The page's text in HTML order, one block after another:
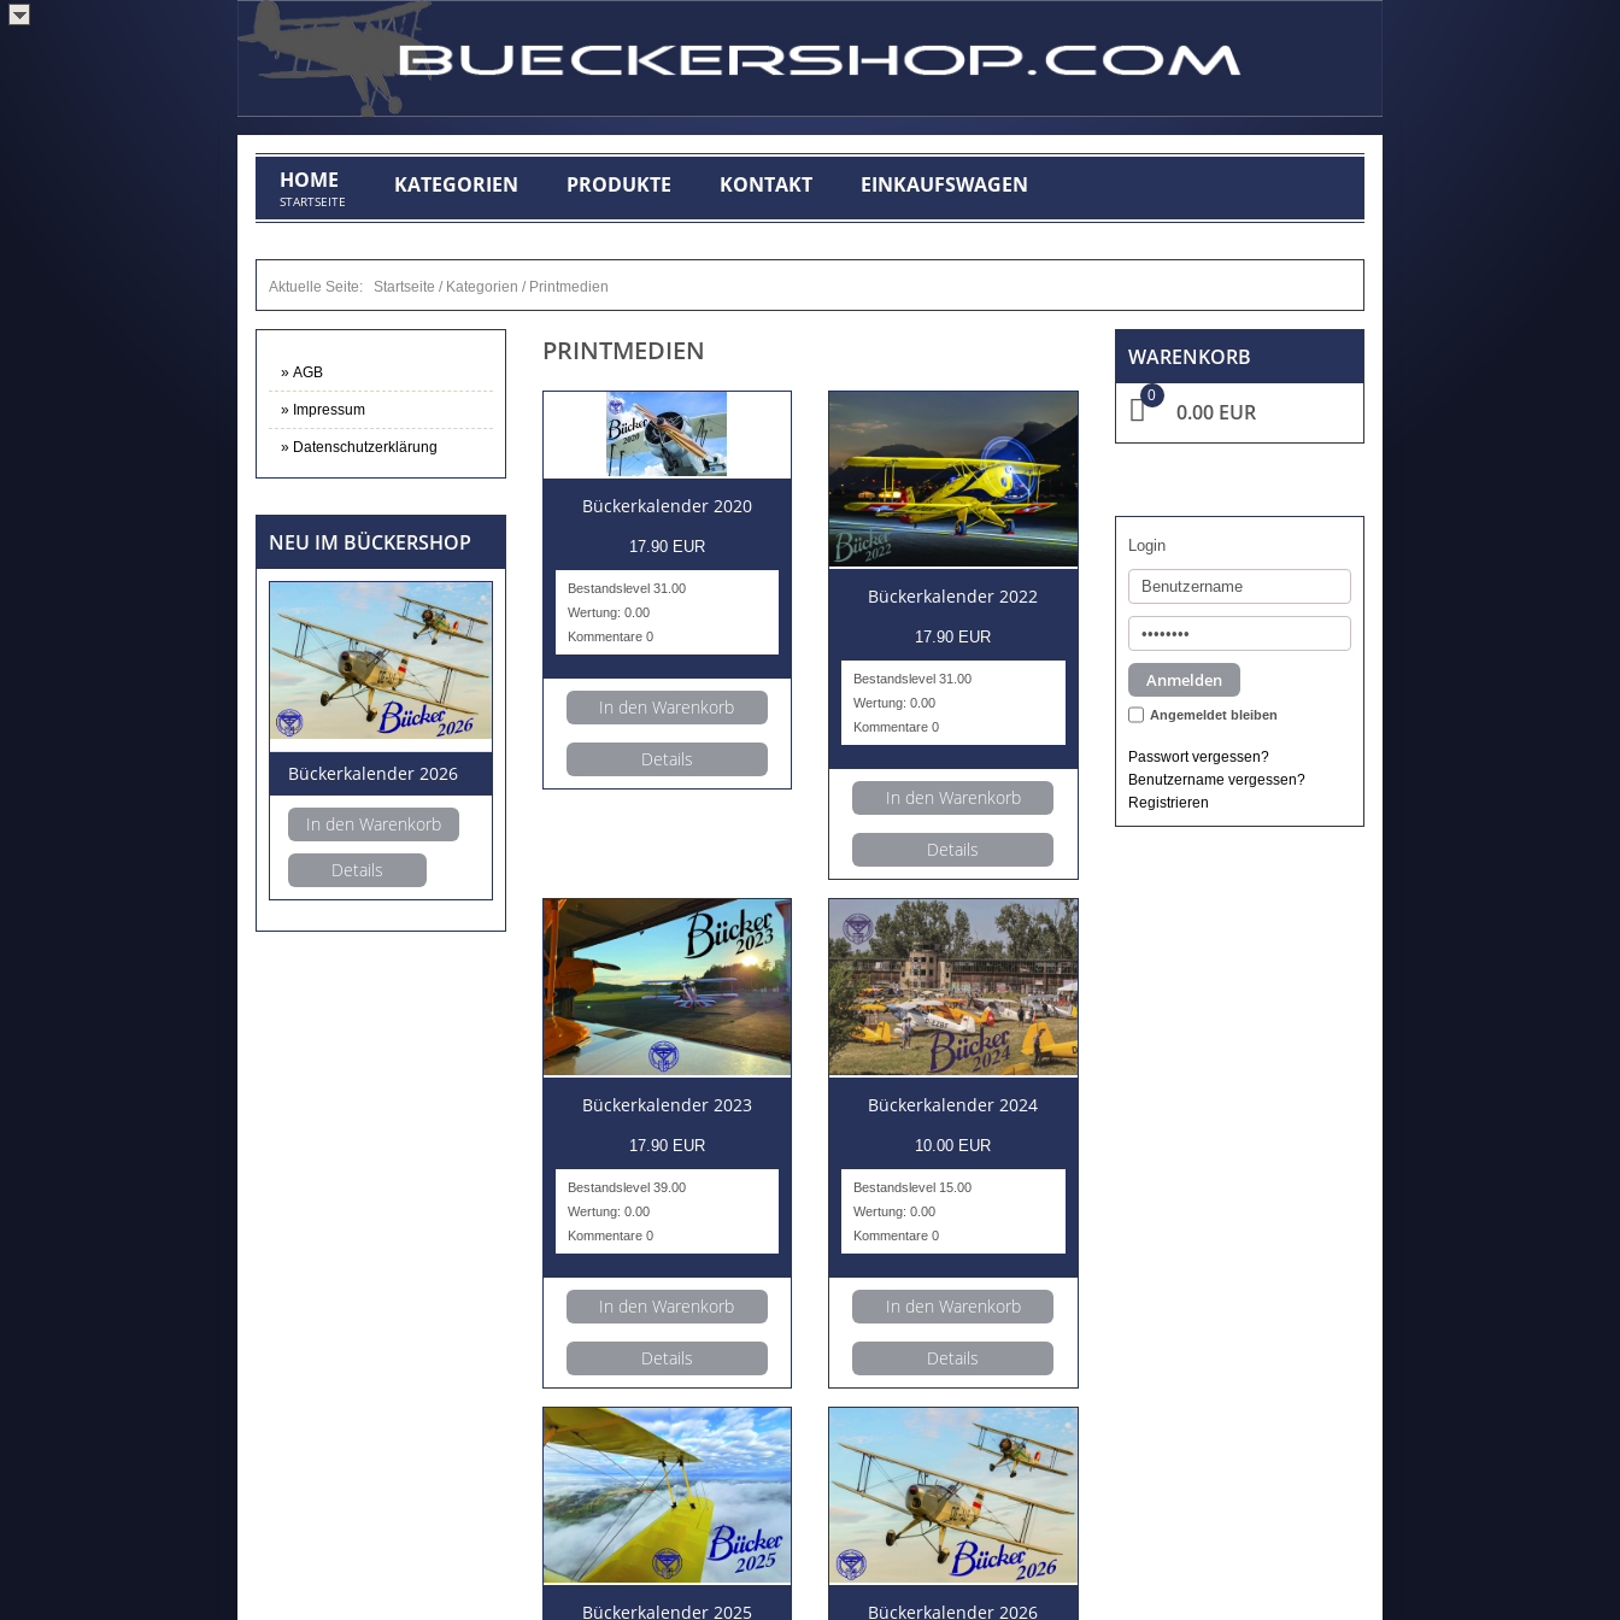
HOME
STARTSEITE
KATEGORIEN PRODUKTE KONTAKT EINKAUFSWAGEN
Aktuelle Seite: Startseite / Kategorien / Printmedien
AGB
Impressum
Datenschutzerklärung
NEU IM BÜCKERSHOP
Bückerkalender 2026
In den Warenkorb
Details
PRINTMEDIEN
Bückerkalender 2020
17.90 EUR
Bestandslevel 31.00
Wertung: 0.00
Kommentare 0
In den Warenkorb
Details
Bückerkalender 2022
17.90 EUR
Bestandslevel 31.00
Wertung: 0.00
Kommentare 0
In den Warenkorb
Details
Bückerkalender 2023
17.90 EUR
Bestandslevel 39.00
Wertung: 0.00
Kommentare 0
In den Warenkorb
Details
Bückerkalender 2024
10.00 EUR
Bestandslevel 15.00
Wertung: 0.00
Kommentare 0
In den Warenkorb
Details
Bückerkalender 2025 Bückerkalender 2026
WARENKORB
0
0.00 EUR
Login
Angemeldet bleiben
Passwort vergessen?
Benutzername vergessen?
Registrieren